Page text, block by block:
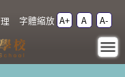
字體縮放 A+ A A-